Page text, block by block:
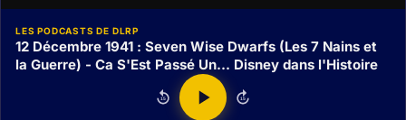
LES PODCASTS DE DLRP
12 Décembre 1941 : Seven Wise Dwarfs (Les 7 Nains et
la Guerre) - Ca S'Est Passé Un... Disney dans l'Histoire
15 15